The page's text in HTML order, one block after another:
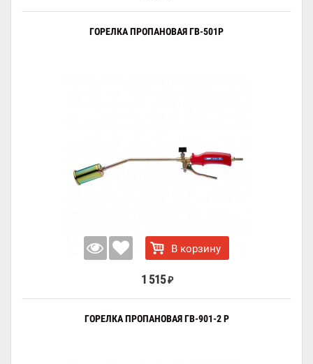
ГОРЕЛКА ПРОПАНОВАЯ ГВ-501Р
В корзину
1 515 ₽
ГОРЕЛКА ПРОПАНОВАЯ ГВ-901-2 Р